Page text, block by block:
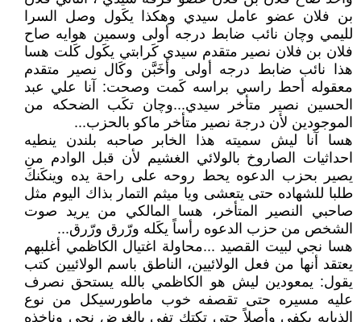
بن فلان عضو عامل سيدي وهكذا يكَول وصل السرا
لليمي وچان نائب ضابط درجه أولى وسمين هوايه صاح
فلان بن فلان نصير متقدم سيدي كَرابتي يكَول كَلت هسا
هذا نائب ضابط درجه أولى وأخَبَّن وكَال نصير متقدم
معقوله أحط راسي براسه كَمت وصحت: آنا علي عبد
الحسين نصير متأخر سيدي...وچان تكَب الضحكه من
الموجودين لأن درجة نصير متأخر ماكو بالحزب...
هسا آنا ليش سميته هذا الخابر صاحبه بلندن ينطيه
احداثيات الصاروخ بالولائي الغشيم لأن قبل الوادم من
يصير بحزب الدعوه يحط روحه على راحة يده وينكَنكَ
طلبا للشهاده حتى يتعشى ويا ميثم التمار بذاك اليوم مثل
صاحبي النصير المتأخر، هسا المالكي من يريد صوت
الشخص من حزب الدعوه رأساً يكَله ورّرق ورّرق...
هسا نجي لبيت القصيد ...محاولة اغتيال الكاظمي أغلبهم
يعتقد أنها من فعل الولائيين، الناطق باسم الولائيين كتب
يقول: يمعودين ليش هو الكاظمي بالله يستحق نصرف
عليه مسيره حتى تقصفه خوب ماطورسيكل من نوع
الذبابه يكفي وأصلاً حتى تكتك تفي بالغرض نجي وناخذه